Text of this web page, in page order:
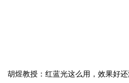
胡煜教授：红蓝光这么用，效果好